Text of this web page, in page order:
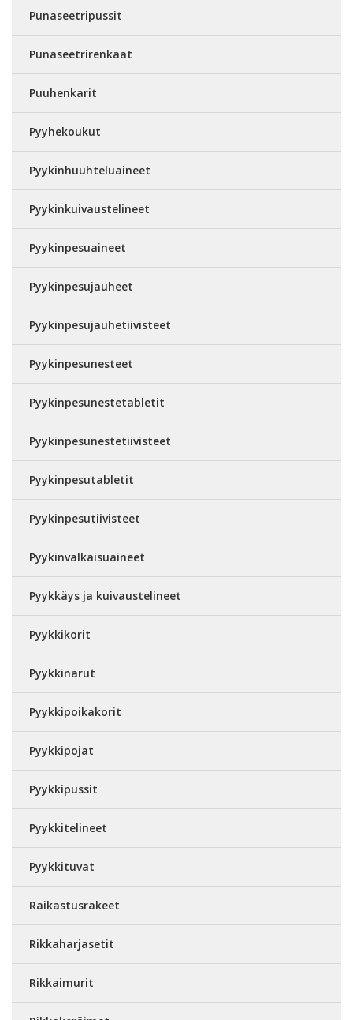
Punaseetripussit
Punaseetrirenkaat
Puuhenkarit
Pyyhekoukut
Pyykinhuuhteluaineet
Pyykinkuivaustelineet
Pyykinpesuaineet
Pyykinpesujauheet
Pyykinpesujauhetiivisteet
Pyykinpesunesteet
Pyykinpesunestetabletit
Pyykinpesunestetiivisteet
Pyykinpesutabletit
Pyykinpesutiivisteet
Pyykinvalkaisuaineet
Pyykkäys ja kuivaustelineet
Pyykkikorit
Pyykkinarut
Pyykkipoikakorit
Pyykkipojat
Pyykkipussit
Pyykkitelineet
Pyykkituvat
Raikastusrakeet
Rikkaharjasetit
Rikkaimurit